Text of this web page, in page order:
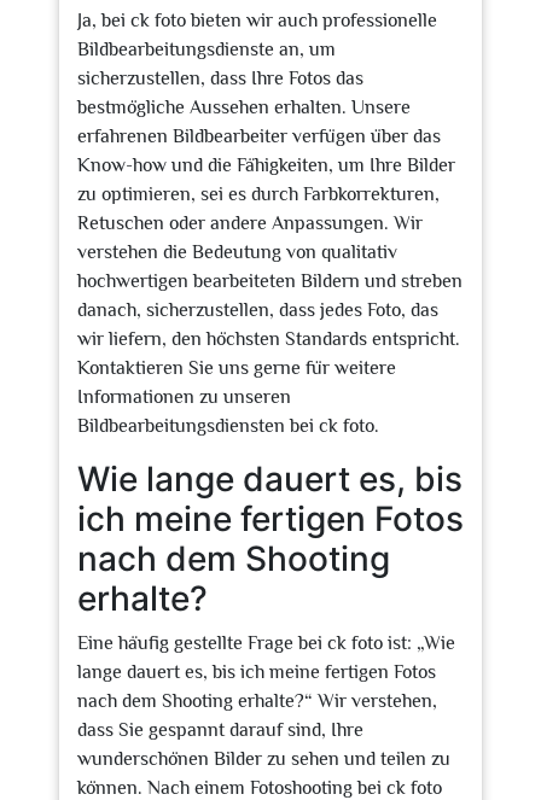
Ja, bei ck foto bieten wir auch professionelle
Bildbearbeitungsdienste an, um
sicherzustellen, dass Ihre Fotos das
bestmögliche Aussehen erhalten. Unsere
erfahrenen Bildbearbeiter verfügen über das
Know-how und die Fähigkeiten, um Ihre Bilder
zu optimieren, sei es durch Farbkorrekturen,
Retuschen oder andere Anpassungen. Wir
verstehen die Bedeutung von qualitativ
hochwertigen bearbeiteten Bildern und streben
danach, sicherzustellen, dass jedes Foto, das
wir liefern, den höchsten Standards entspricht.
Kontaktieren Sie uns gerne für weitere
Informationen zu unseren
Bildbearbeitungsdiensten bei ck foto.
Wie lange dauert es, bis
ich meine fertigen Fotos
nach dem Shooting
erhalte?
Eine häufig gestellte Frage bei ck foto ist: „Wie
lange dauert es, bis ich meine fertigen Fotos
nach dem Shooting erhalte?“ Wir verstehen,
dass Sie gespannt darauf sind, Ihre
wunderschönen Bilder zu sehen und teilen zu
können. Nach einem Fotoshooting bei ck foto